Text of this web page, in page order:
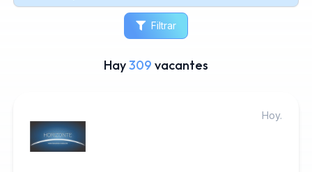
Filtrar
Hay309 vacantes
Hoy.